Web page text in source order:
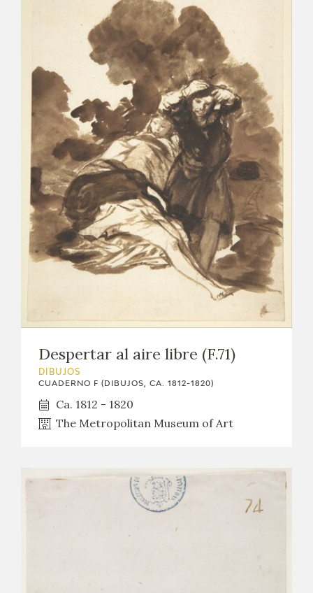
Despertar al aire libre (F.71)
DIBUJOS
CUADERNO F (DIBUJOS, CA. 1812-1820)
Ca. 1812 - 1820
The Metropolitan Museum of Art